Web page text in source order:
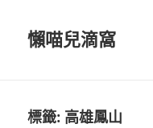
懶喵兒滴窩
標籤: 高雄鳳山